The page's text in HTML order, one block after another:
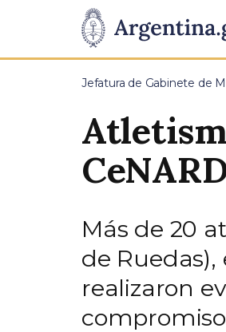
Presidencia
de
Pasar al contenido principal
Jefatura de Gabinete de
Más de 20
de
realizaron